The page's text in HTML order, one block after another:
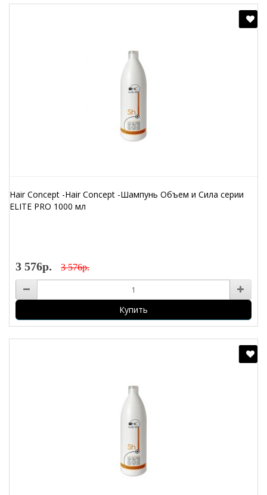
Hair Concept -Hair Concept -Шампунь Объем и Сила серии
ELITE PRO 1000 мл
3 576р. 3 576р.
Купить